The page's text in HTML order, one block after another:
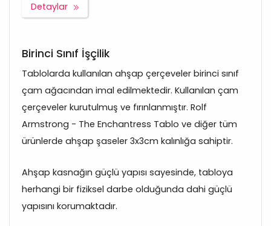
Detaylar
Birinci Sınıf İşçilik
Tablolarda kullanılan ahşap çerçeveler birinci sınıf
çam ağacından imal edilmektedir. Kullanılan çam
çerçeveler kurutulmuş ve fırınlanmıştır. Rolf
Armstrong - The Enchantress Tablo ve diğer tüm
ürünlerde ahşap şaseler 3x3cm kalınlığa sahiptir.
Ahşap kasnağın güçlü yapısı sayesinde, tabloya
herhangi bir fiziksel darbe olduğunda dahi güçlü
yapısını korumaktadır.